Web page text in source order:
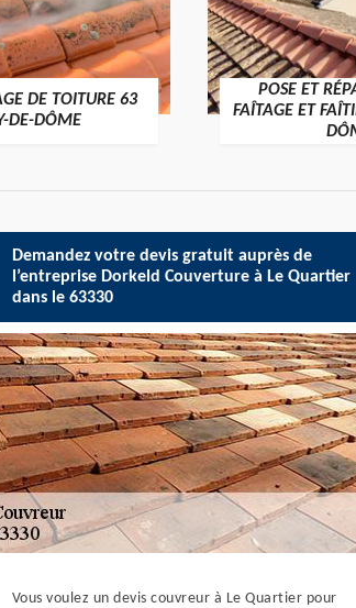
DE TOITURE 63
DE-DÔME
POSE ET
FAÎTAGE ET
Demandez votre devis gratuit auprès de
l’entreprise Dorkeld Couverture à Le Quartier
dans le 63330
Vous voulez un devis couvreur à Le Quartier pour